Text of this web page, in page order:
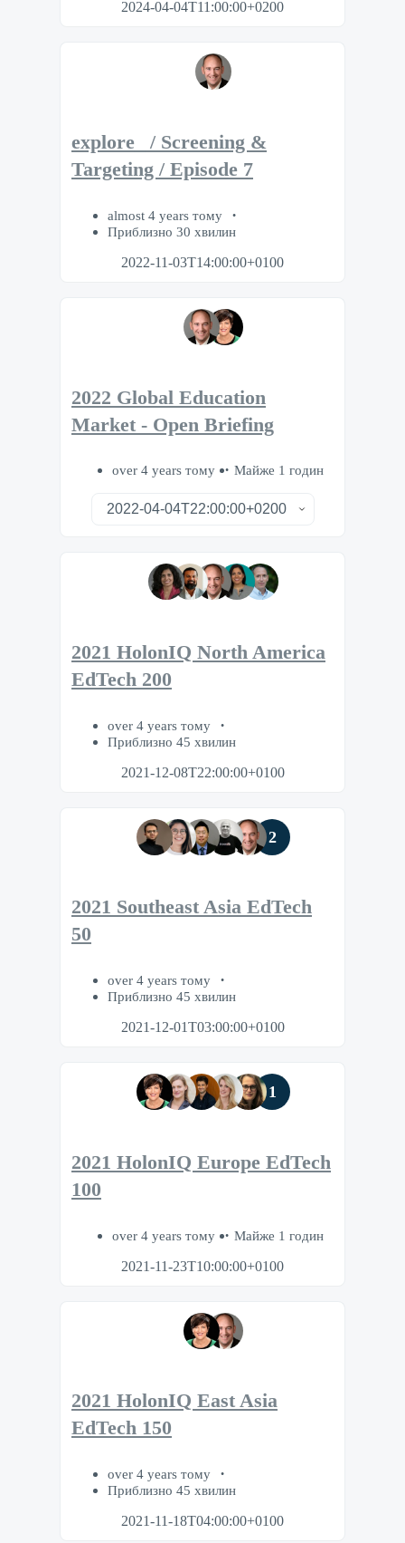
2024-04-04T11:00:00+0200
explore_ / Screening &
Targeting / Episode 7
almost 4 years тому
Приблизно 30 хвилин
2022-11-03T14:00:00+0100
2022 Global Education
Market - Open Briefing
over 4 years тому Майже 1 годин
2021 HolonIQ North America
EdTech 200
over 4 years тому
Приблизно 45 хвилин
2021-12-08T22:00:00+0100
2
2021 Southeast Asia EdTech
50
over 4 years тому
Приблизно 45 хвилин
2021-12-01T03:00:00+0100
1
2021 HolonIQ Europe EdTech
100
over 4 years тому
Майже 1 годин
2021-11-23T10:00:00+0100
2021 HolonIQ East Asia
EdTech 150
over 4 years тому
Приблизно 45 хвилин
2021-11-18T04:00:00+0100